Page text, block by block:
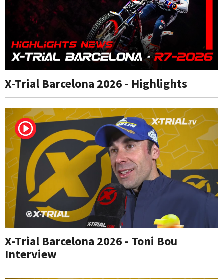
X-Trial Barcelona 2026 - Highlights
X-Trial Barcelona 2026 - Toni Bou
Interview